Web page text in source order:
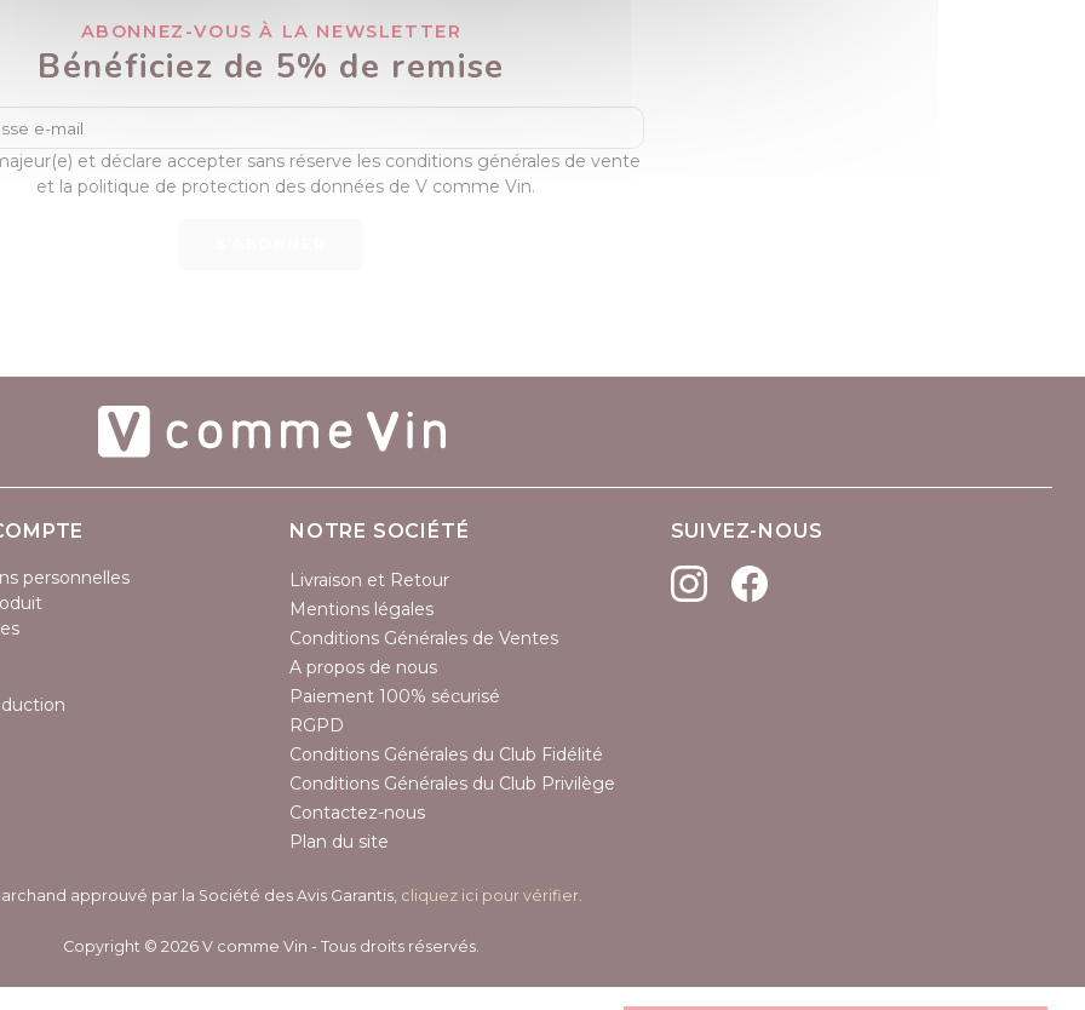
ABONNEZ-VOUS À LA NEWSLETTER
Bénéficiez de 5% de remise
et déclare accepter sans réserve les conditions générales de vente
et la politique de protection des données de V comme Vin.
personnelles
NOTRE SOCIÉTÉ
Livraison et Retour
Mentions légales
Conditions Générales de Ventes
A propos de nous
Paiement 100% sécurisé
RGPD
Conditions Générales du Club Fidélité
Conditions Générales du Club Privilège
Contactez-nous
Plan du site
SUIVEZ-NOUS
approuvé par la Société des Avis Garantis, cliquez ici pour vérifier
Copyright © 2026 V comme Vin - Tous droits réservés.